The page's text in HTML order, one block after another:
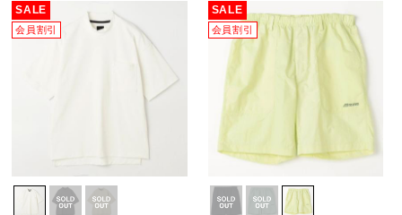
SALE
会員割引
SALE
会員割引